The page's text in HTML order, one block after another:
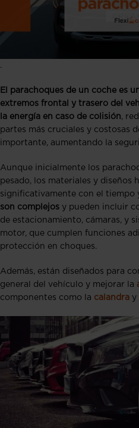
.
El parachoques de un coche es
extremos frontal y trasero del
la energía en caso de colisión,
partes más cruciales y costosas
importante, aumentando la
Aunque inicialmente los
pesado, los materiales y diseños
significativamente con el tiempo
son complejos y pueden incluir
de estacionamiento, cámaras, y
motor, que cumplen funciones
protección en choques.
Además, están diseñados para
general del vehículo y mejorar la
componentes como la calandra y